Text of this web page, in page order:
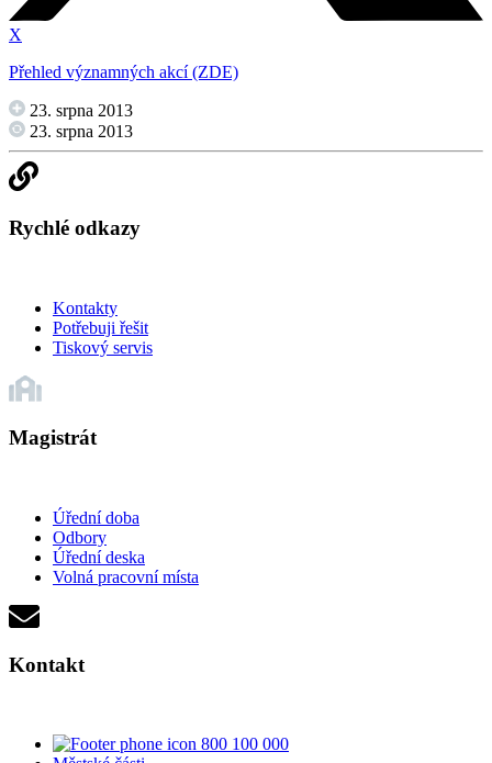
X
Přehled významných akcí (ZDE)
23. srpna 2013
23. srpna 2013
Rychlé odkazy
Kontakty
Potřebuji řešit
Tiskový servis
Magistrát
Úřední doba
Odbory
Úřední deska
Volná pracovní místa
Kontakt
800 100 000